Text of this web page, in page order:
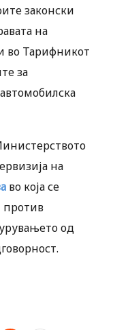
законски
на
во Тарифникот
за
на
во која се
против
од